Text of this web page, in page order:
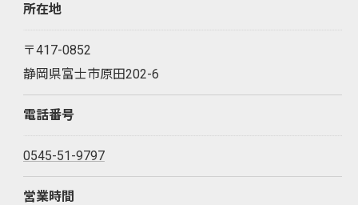
電話番号
0545-51-9797
所在地
〒417-0852
静岡県富士市原田202-6
営業時間